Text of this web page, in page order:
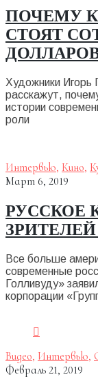
ПОЧЕМУ
СТОЯТ
Художники Игорь
расскажут,
истории
роли
Интервью, Кино,
Март 6, 2019
РУССКОЕ
Все больше
современные
Голливуду»
корпорации
Видео, Интервью,
Февраль 21, 2019